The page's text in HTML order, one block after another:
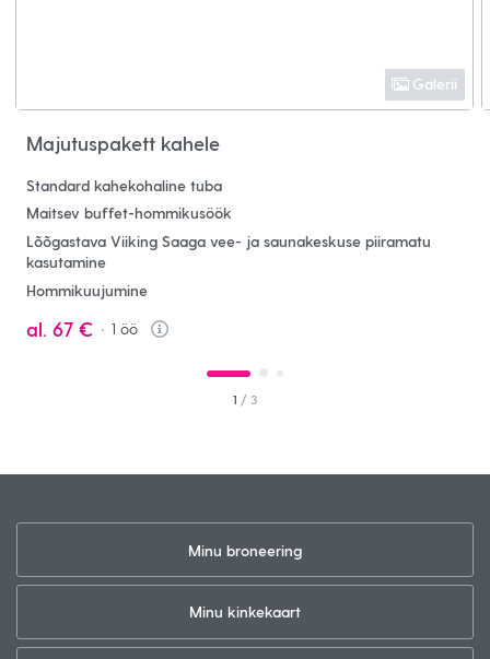
Galerii
Majutuspakett kahele
Standard kahekohaline tuba
Maitsev buffet-hommikusöök
Lõõgastava Viiking Saaga vee- ja saunakeskuse piiramatu
kasutamine
Hommikuujumine
al. 67 € 1öö
Info
1 / 3
Minu broneering
Minu kinkekaart